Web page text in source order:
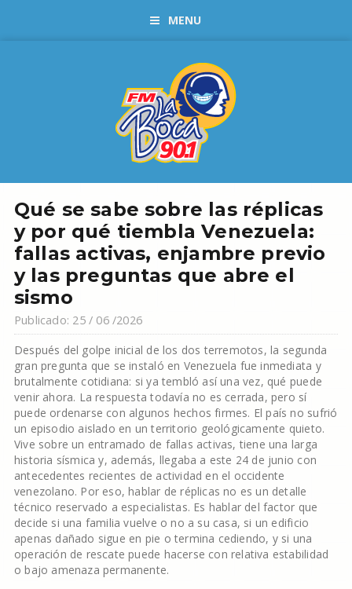
MENU
Qué se sabe sobre las réplicas
y por qué tiembla Venezuela:
fallas activas, enjambre previo
y las preguntas que abre el
sismo
Publicado: 25 / 06 /2026
Después del golpe inicial de los dos terremotos, la segunda
gran pregunta que se instaló en Venezuela fue inmediata y
brutalmente cotidiana: si ya tembló así una vez, qué puede
venir ahora. La respuesta todavía no es cerrada, pero sí
puede ordenarse con algunos hechos firmes. El país no sufrió
un episodio aislado en un territorio geológicamente quieto.
Vive sobre un entramado de fallas activas, tiene una larga
historia sísmica y, además, llegaba a este 24 de junio con
antecedentes recientes de actividad en el occidente
venezolano. Por eso, hablar de réplicas no es un detalle
técnico reservado a especialistas. Es hablar del factor que
decide si una familia vuelve o no a su casa, si un edificio
apenas dañado sigue en pie o termina cediendo, y si una
operación de rescate puede hacerse con relativa estabilidad
o bajo amenaza permanente.